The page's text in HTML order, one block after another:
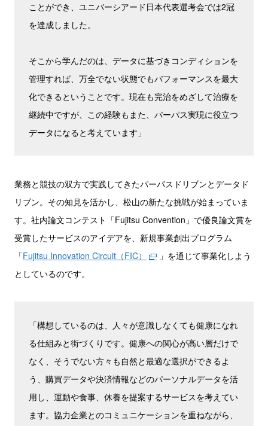
ことができ、ユニバーシアード日本代表選考会では2冠
を達成しました。
そこから学んだのは、データに基づきコンディションを
管理すれば、万全でない状態でもパフォーマンスを最大
化できるということです。現在も完治をめざして治療を
継続中ですが、この経験もまた、パーパス実現に役立つ
データになると考えています」
業務と競技の双方で実践してきたパーパスドリブンとデータド
リブン。その知見を活かし、松山の新たな挑戦が始まっていま
す。社内論文コンテスト「Fujitsu Convention」で優良論文賞を
受賞したサービスのアイデアを、新規事業創出プログラム
「Fujitsu Innovation Circuit（FIC）
」を通じて事業化しよう
としているのです。
「構想しているのは、人々が意識しなくても健康になれ
る仕組みと街づくりです。健康への関心が高い層だけで
なく、そうでない方々も自然と最適な選択ができるよ
う、購買データや決済情報などのパーソナルデータを活
用し、運動や食事、休養を提案するサービスを考えてい
ます。協力企業とのコミュニケーションを重ねながら、